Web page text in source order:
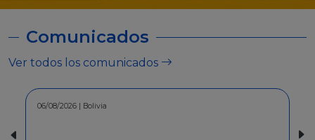
Comunicados
Ver todos los comunicados
30/07/2026 | Bolivia